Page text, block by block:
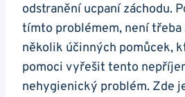
odstranění ucpaní‌ záchodu.
tímto problémem, není
několik ⁣účinných pomůcek,
pomoci vyřešit tento
nehygienický ‌problém. Zde